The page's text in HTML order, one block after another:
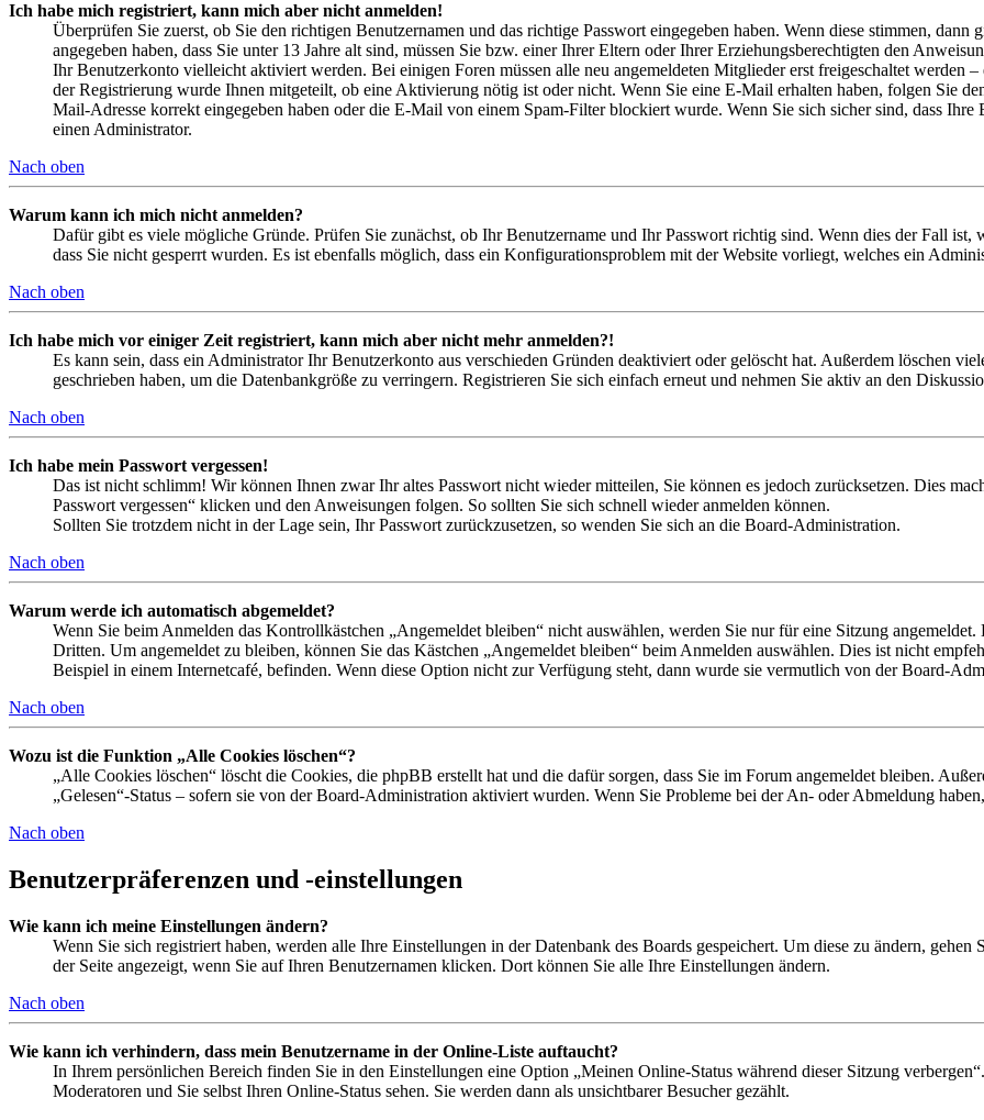
Ich habe mich registriert, kann mich aber nicht anmelden!
Überprüfen Sie zuerst, ob Sie den richtigen Benutzernamen und das richtige Passwort eingegeben haben. Wenn diese stimmen, dann
angegeben haben, dass Sie unter 13 Jahre alt sind, müssen Sie bzw. einer Ihrer Eltern oder Ihrer Erziehungsberechtigten den
Ihr Benutzerkonto vielleicht aktiviert werden. Bei einigen Foren müssen alle neu angemeldeten Mitglieder erst freigeschaltet werden
der Registrierung wurde Ihnen mitgeteilt, ob eine Aktivierung nötig ist oder nicht. Wenn Sie eine E-Mail erhalten haben, folgen Sie
Mail-Adresse korrekt eingegeben haben oder die E-Mail von einem Spam-Filter blockiert wurde. Wenn Sie sich sicher sind, dass
einen Administrator.
Nach oben
Warum kann ich mich nicht anmelden?
Dafür gibt es viele mögliche Gründe. Prüfen Sie zunächst, ob Ihr Benutzername und Ihr Passwort richtig sind. Wenn dies der Fall ist,
dass Sie nicht gesperrt wurden. Es ist ebenfalls möglich, dass ein Konfigurationsproblem mit der Website vorliegt, welches ein
Nach oben
Ich habe mich vor einiger Zeit registriert, kann mich aber nicht mehr anmelden?!
Es kann sein, dass ein Administrator Ihr Benutzerkonto aus verschieden Gründen deaktiviert oder gelöscht hat. Außerdem löschen
geschrieben haben, um die Datenbankgröße zu verringern. Registrieren Sie sich einfach erneut und nehmen Sie aktiv an den
Nach oben
Ich habe mein Passwort vergessen!
Das ist nicht schlimm! Wir können Ihnen zwar Ihr altes Passwort nicht wieder mitteilen, Sie können es jedoch zurücksetzen. Dies
Passwort vergessen“ klicken und den Anweisungen folgen. So sollten Sie sich schnell wieder anmelden können.
Sollten Sie trotzdem nicht in der Lage sein, Ihr Passwort zurückzusetzen, so wenden Sie sich an die Board-Administration.
Nach oben
Warum werde ich automatisch abgemeldet?
Wenn Sie beim Anmelden das Kontrollkästchen „Angemeldet bleiben“ nicht auswählen, werden Sie nur für eine Sitzung
Dritten. Um angemeldet zu bleiben, können Sie das Kästchen „Angemeldet bleiben“ beim Anmelden auswählen. Dies ist nicht
Beispiel in einem Internetcafé, befinden. Wenn diese Option nicht zur Verfügung steht, dann wurde sie vermutlich von der Board-
Nach oben
Wozu ist die Funktion „Alle Cookies löschen“?
„Alle Cookies löschen“ löscht die Cookies, die phpBB erstellt hat und die dafür sorgen, dass Sie im Forum angemeldet bleiben.
„Gelesen“-Status – sofern sie von der Board-Administration aktiviert wurden. Wenn Sie Probleme bei der An- oder Abmeldung
Nach oben
Benutzerpräferenzen und -einstellungen
Wie kann ich meine Einstellungen ändern?
Wenn Sie sich registriert haben, werden alle Ihre Einstellungen in der Datenbank des Boards gespeichert. Um diese zu ändern,
der Seite angezeigt, wenn Sie auf Ihren Benutzernamen klicken. Dort können Sie alle Ihre Einstellungen ändern.
Nach oben
Wie kann ich verhindern, dass mein Benutzername in der Online-Liste auftaucht?
In Ihrem persönlichen Bereich finden Sie in den Einstellungen eine Option „Meinen Online-Status während dieser Sitzung
Moderatoren und Sie selbst Ihren Online-Status sehen. Sie werden dann als unsichtbarer Besucher gezählt.